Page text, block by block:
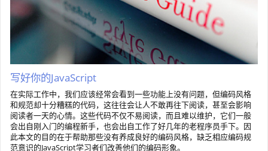
写好你的JavaScript
在实际工作中，我们应该经常会看到一些功能上没有问题，但编码风格
和规范却十分糟糕的代码，这往往会让人不敢再往下阅读，甚至会影响
阅读者一天的心情。这些代码不仅不易阅读，而且难以维护，它们一般
会出自刚入门的编程新手，也会出自工作了好几年的老程序员手下。因
此本文的目的在于帮助那些没有养成良好的编码风格，缺乏相应编码规
范意识的JavaScript学习者们改善他们的编码形象。